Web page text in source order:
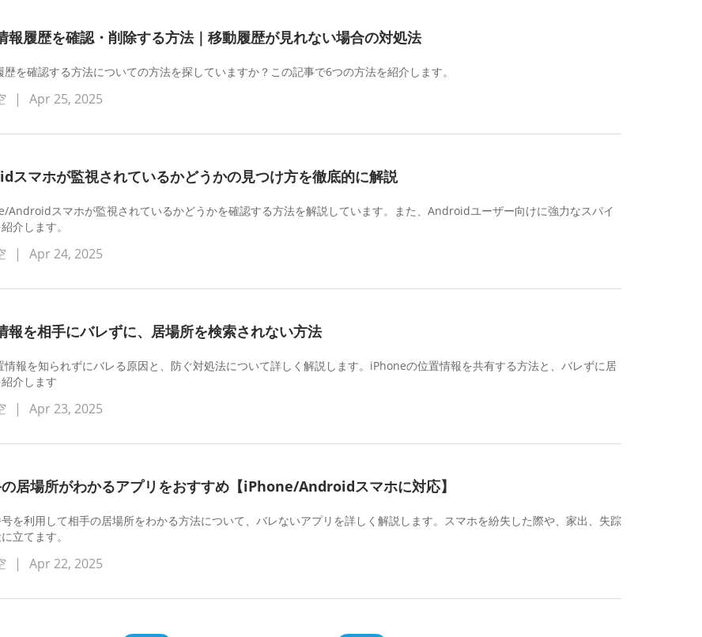
履歴を確認・削除する方法｜移動履歴が見れない場合の対処法
を確認する方法についての方法を探していますか？この記事で6つの方法を紹介します。
| Apr 25, 2025
マホが監視されているかどうかの見つけ方を徹底的に解説
Androidスマホが監視されているかどうかを確認する方法を解説しています。また、Androidユーザー向けに強力なスパイ
介します。
| Apr 24, 2025
を相手にバレずに、居場所を検索されない方法
報を知られずにバレる原因と、防ぐ対処法について詳しく解説します。iPhoneの位置情報を共有する方法と、バレずに居
介します
| Apr 23, 2025
居場所がわかるアプリをおすすめ【iPhone/Androidスマホに対応】
を利用して相手の居場所をわかる方法について、バレないアプリを詳しく解説します。スマホを紛失した際や、家出、失踪
立てます。
| Apr 22, 2025